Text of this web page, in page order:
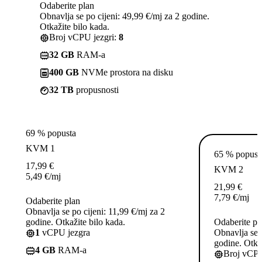
Odaberite plan
Obnavlja se po cijeni: 49,99 €/mj za 2 godine.
Otkažite bilo kada.
Broj vCPU jezgri: 8
32 GB RAM-a
400 GB NVMe prostora na disku
32 TB propusnosti
69 % popusta
KVM 1
17,99 €
5,49 €/mj
Odaberite plan
Obnavlja se po cijeni: 11,99 €/mj za 2
godine. Otkažite bilo kada.
1 vCPU jezgra
4 GB RAM-a
65 %
KVM 2
21,99 €
7,79 €/mj
Odaberite
Obnavlja se
godine.
Broj